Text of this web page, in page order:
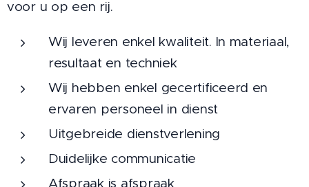
voor u op een rij.
Wij leveren enkel kwaliteit. In materiaal,
resultaat en techniek
Wij hebben enkel gecertificeerd en
ervaren personeel in dienst
Uitgebreide dienstverlening
Duidelijke communicatie
Afspraak is afspraak